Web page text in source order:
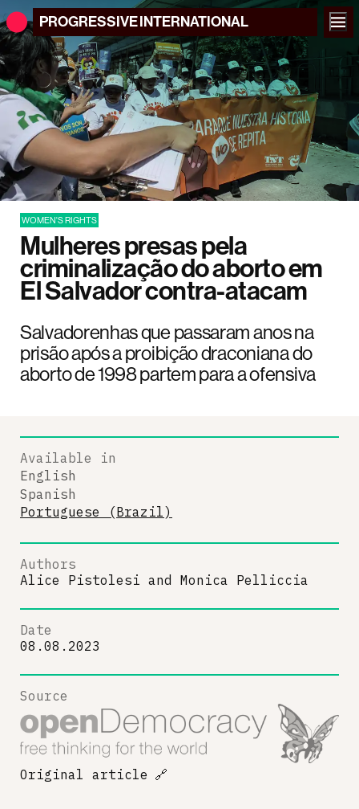
PROGRESSIVEINTERNATIONAL
WOMEN'S RIGHTS
Mulheres presas pela
criminalização do aborto em
El Salvador contra-atacam
Salvadorenhas que passaram anos na
prisão após a proibição draconiana do
aborto de 1998 partem para a ofensiva
Available in
English
Spanish
Portuguese (Brazil)
Authors
Alice Pistolesi and Monica Pelliccia
Date
08.08.2023
Source
Original article 🔗